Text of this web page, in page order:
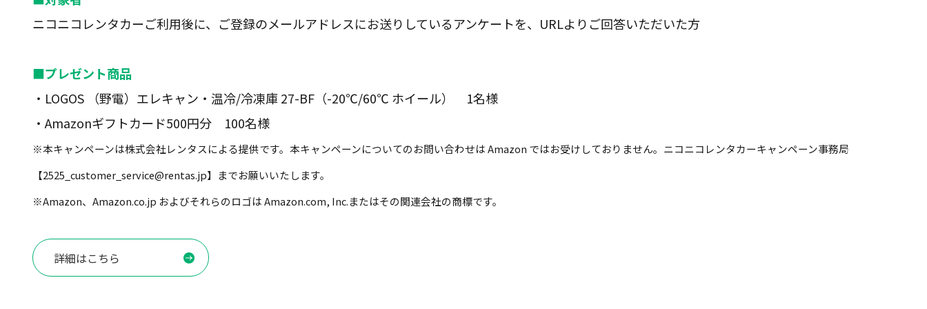
ニコニコレンタカーご利用後に、ご登録のメールアドレスにお送りしているアンケートを、URLよりご回答いただいた方
■プレゼント商品
・LOGOS （野電）エレキャン・温冷/冷凍庫 27-BF（-20℃/60℃ ホイール） 1名様
・Amazonギフトカード500円分 100名様
※本キャンペーンは株式会社レンタスによる提供です。本キャンペーンについてのお問い合わせは Amazon ではお受けしておりません。ニコニコレンタカーキャンペーン事務局
【2525_customer_service@rentas.jp】までお願いいたします。
※Amazon、Amazon.co.jp およびそれらのロゴは Amazon.com, Inc.またはその関連会社の商標です。
詳細はこちら